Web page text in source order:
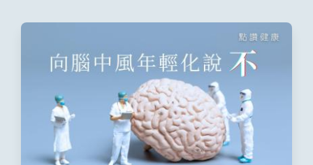
肾阴阳失调，香港中文大学中医学院助理讲师注册中